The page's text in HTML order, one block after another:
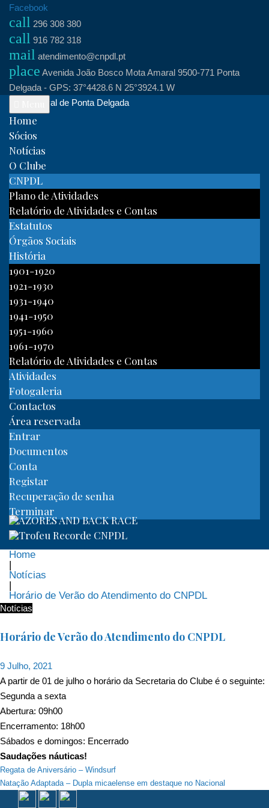
Skip
content
Facebook
call 296 308 380
call 916 782 318
mail atendimento@cnpdl.pt
place Avenida João Bosco Mota Amaral 9500-771 Ponta
Delgada - GPS: 37°4428.6 N 25°3924.1 W
Clube Naval de Ponta Delgada
Home
Sócios
Notícias
O Clube
CNPDL
Plano de Atividades
Relatório de Atividades e Contas
Estatutos
Órgãos Sociais
História
1901-1920
1921-1930
1931-1940
1941-1950
1951-1960
1961-1970
Relatório de Atividades e Contas
Atividades
Fotogaleria
Contactos
Área reservada
Entrar
Documentos
Conta
Registar
Recuperação de senha
Terminar
Home
|
Notícias
|
Horário de Verão do Atendimento do CNPDL
Notícias
Horário de Verão do Atendimento do CNPDL
9 Julho, 2021
A partir de 01 de julho o horário da Secretaria do Clube é o seguinte:
Segunda a sexta
Abertura: 09h00
Encerramento: 18h00
Sábados e domingos: Encerrado
Saudações náuticas!
Navegação
de
Regata de Aniversário – Windsurf
Natação Adaptada – Dupla micaelense em destaque no Nacional